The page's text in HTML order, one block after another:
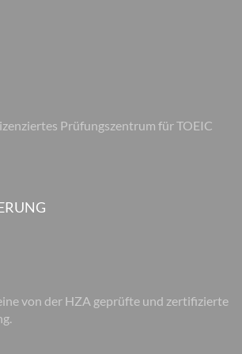
Prüfungszentrum für TOEIC
von der HZA geprüfte und zertifizierte